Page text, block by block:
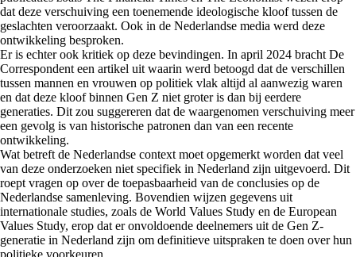
dat deze verschuiving een toenemende ideologische kloof tussen de
geslachten veroorzaakt. Ook in de Nederlandse media werd deze
ontwikkeling besproken.
Er is echter ook kritiek op deze bevindingen. In april 2024 bracht De
Correspondent een artikel uit waarin werd betoogd dat de verschillen
tussen mannen en vrouwen op politiek vlak altijd al aanwezig waren
en dat deze kloof binnen Gen Z niet groter is dan bij eerdere
generaties. Dit zou suggereren dat de waargenomen verschuiving meer
een gevolg is van historische patronen dan van een recente
ontwikkeling.
Wat betreft de Nederlandse context moet opgemerkt worden dat veel
van deze onderzoeken niet specifiek in Nederland zijn uitgevoerd. Dit
roept vragen op over de toepasbaarheid van de conclusies op de
Nederlandse samenleving. Bovendien wijzen gegevens uit
internationale studies, zoals de World Values Study en de European
Values Study, erop dat er onvoldoende deelnemers uit de Gen Z-
generatie in Nederland zijn om definitieve uitspraken te doen over hun
politieke voorkeuren.